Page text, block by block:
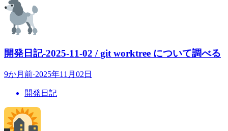
開発日記-2025-11-02 / git worktree について調べる
9か月前·2025年11月02日
開発日記